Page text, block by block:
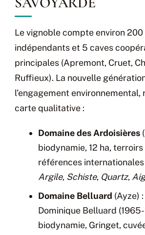
Le vignoble compte environ
indépendants et 5 caves
principales (Apremont, Cruet,
Ruffieux). La nouvelle
l’engagement environnemental,
carte qualitative :
Domaine des Ardoisières
biodynamie, 12 ha,
références internationales
Argile, Schiste, Quartz,
Domaine Belluard (Ayze)
Dominique Belluard
biodynamie, Gringet,